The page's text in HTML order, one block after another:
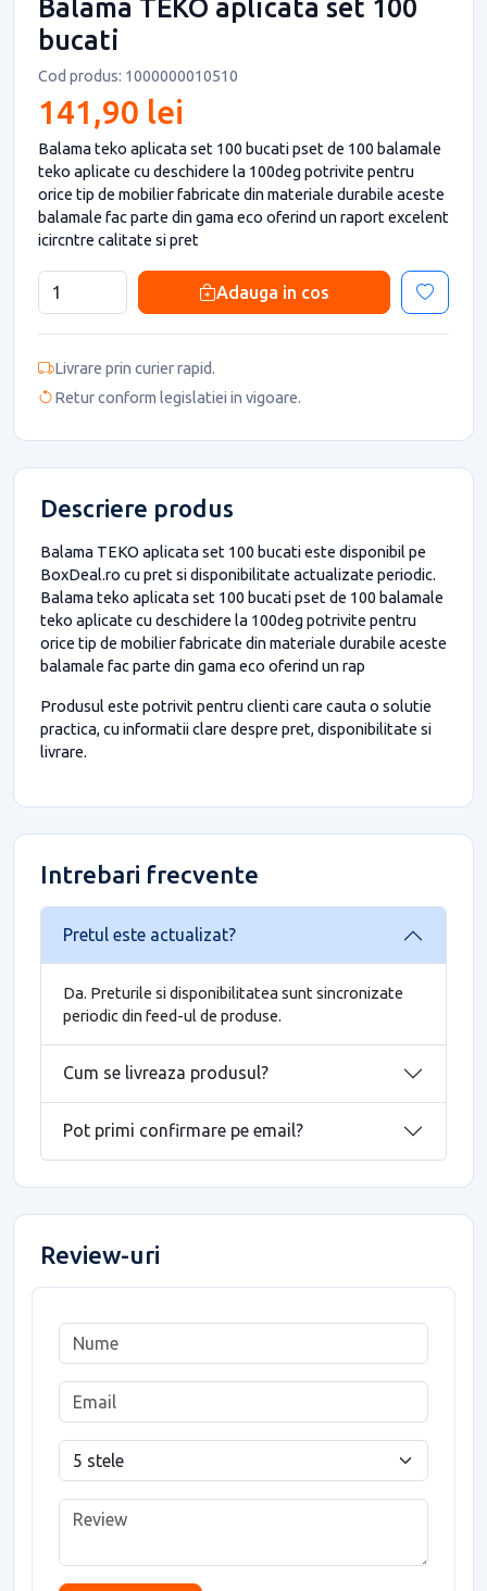
Balama TEKO aplicata set 100
bucati
Cod produs: 1000000010510
141,90 lei
Balama teko aplicata set 100 bucati pset de 100 balamale
teko aplicate cu deschidere la 100deg potrivite pentru
orice tip de mobilier fabricate din materiale durabile aceste
balamale fac parte din gama eco oferind un raport excelent
icircntre calitate si pret
Adauga in cos
Livrare prin curier rapid.
Retur conform legislatiei in vigoare.
Descriere produs
Balama TEKO aplicata set 100 bucati este disponibil pe
BoxDeal.ro cu pret si disponibilitate actualizate periodic.
Balama teko aplicata set 100 bucati pset de 100 balamale
teko aplicate cu deschidere la 100deg potrivite pentru
orice tip de mobilier fabricate din materiale durabile aceste
balamale fac parte din gama eco oferind un rap
Produsul este potrivit pentru clienti care cauta o solutie
practica, cu informatii clare despre pret, disponibilitate si
livrare.
Intrebari frecvente
Pretul este actualizat?
Da. Preturile si disponibilitatea sunt sincronizate
periodic din feed-ul de produse.
Cum se livreaza produsul?
Pot primi confirmare pe email?
Review-uri